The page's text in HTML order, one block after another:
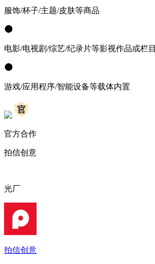
服饰/杯子/主题/皮肤等商品
电影/电视剧/综艺/纪录片等影视作品或栏目
游戏/应用程序/智能设备等载体内置
官方合作
拍信创意
光厂
拍信创意